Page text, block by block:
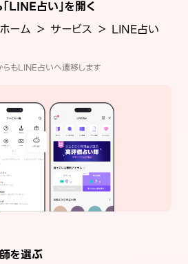
LINE占い」を開く
ーム ＞ サービス ＞ LINE占い
もLINE占いへ遷移します
を選ぶ